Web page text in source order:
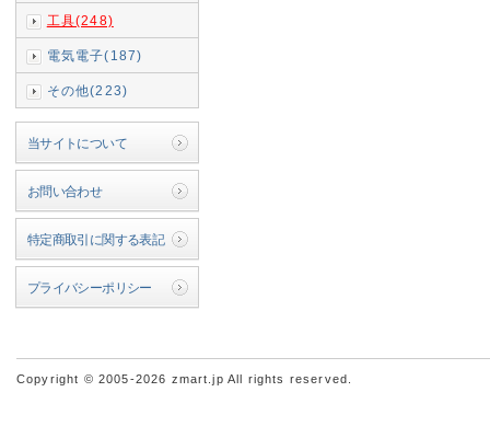
工具(248)
電気電子(187)
その他(223)
当サイトについて
お問い合わせ
特定商取引に関する表記
プライバシーポリシー
Copyright © 2005-2026 zmart.jp All rights reserved.